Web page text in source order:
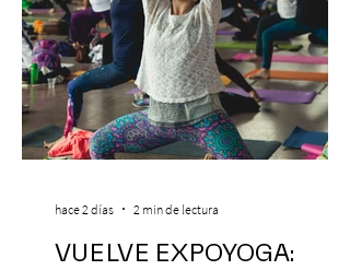
VUELVE EXPOYOGA:
hace 2 días 2 min de lectura